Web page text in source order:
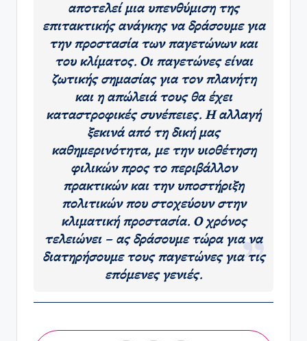
αποτελεί μια υπενθύμιση της
επιτακτικής ανάγκης να δράσουμε για
την προστασία των παγετώνων και
του κλίματος. Οι παγετώνες είναι
ζωτικής σημασίας για τον πλανήτη
και η απώλειά τους θα έχει
καταστροφικές συνέπειες. Η αλλαγή
ξεκινά από τη δική μας
καθημερινότητα, με την υιοθέτηση
φιλικών προς το περιβάλλον
πρακτικών και την υποστήριξη
πολιτικών που στοχεύουν στην
κλιματική προστασία. Ο χρόνος
τελειώνει – ας δράσουμε τώρα για να
διατηρήσουμε τους παγετώνες για τις
επόμενες γενιές.